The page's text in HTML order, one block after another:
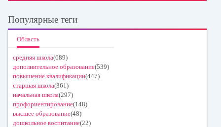
Популярные теги
Область
средняя школа(689)
дополнительное образование(539)
повышение квалификации(447)
старшая школа(361)
начальная школа(297)
профориентирование(148)
высшее образование(48)
дошкольное воспитание(22)